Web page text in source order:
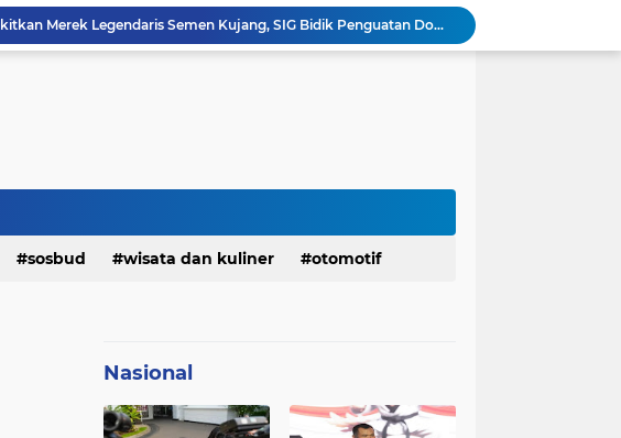
Ketua Golkar Jabar: Perjalanan Hidup Bahlil Layak Diteladani Seluruh Kader Partai
KDM Fokus Rampungkan Pemenuhan Layanan Dasar dan Konektivitas Wilayah pada 2027
Jelang Konferprov PWI Jabar, Bos Ayo Media Sambangi Rumah PWI Kota Bogor
sosbud wisata dan kuliner otomotif
Nasional